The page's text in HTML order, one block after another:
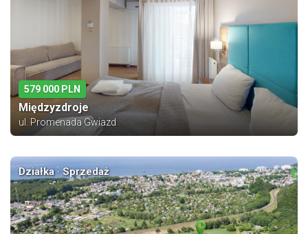
579 000 PLN
Międzyzdroje
ul. Promenada Gwiazd
Działka · Sprzedaż